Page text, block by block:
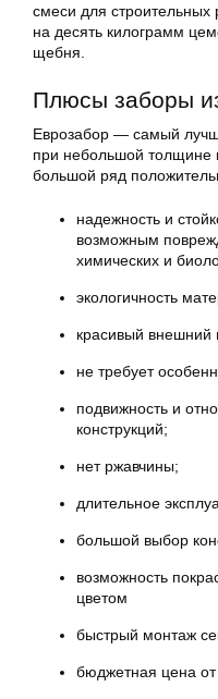
смеси для строительных
на десять килограмм
щебня.
Плюсы заборы
Еврозабор — самый
при небольшой толщине
большой ряд
надежность и
возможным
химических и
экологичность
красивый внешний
не требует
подвижность и
конструкций;
нет ржавчины;
длительное
большой выбор
возможность
цветом
быстрый монтаж
бюджетная цена от